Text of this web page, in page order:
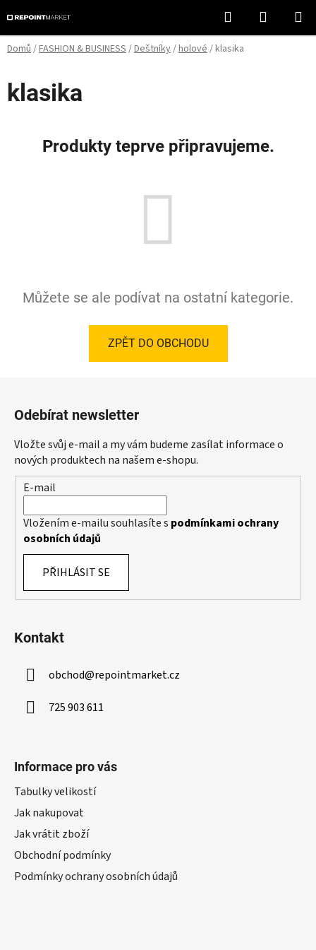
na
obsah
Hledat
KOŠÍK
Domů/FASHION & BUSINESS/Deštníky/holové/klasika
klasika
Produkty teprve připravujeme.
Můžete se ale podívat na ostatní kategorie.
ZPĚT DO OBCHODU
Odebírat newsletter
Vložte svůj e-mail a my vám budeme zasílat informace o
nových produktech na našem e-shopu.
E-mail
Vložením e-mailu souhlasíte s podmínkami ochrany
osobních údajů
PŘIHLÁSIT SE
Kontakt
obchod@repointmarket.cz
725 903 611
Informace pro vás
Tabulky velikostí
Jak nakupovat
Jak vrátit zboží
Obchodní podmínky
Podmínky ochrany osobních údajů